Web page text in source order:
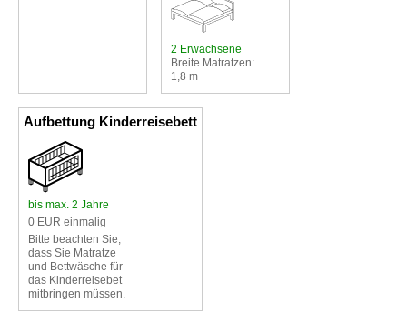
2 Erwachsene
Breite Matratzen:
1,8 m
Aufbettung Kinderreisebett
bis max. 2 Jahre
0 EUR einmalig
Bitte beachten Sie,
dass Sie Matratze
und Bettwäsche für
das Kinderreisebet
mitbringen müssen.